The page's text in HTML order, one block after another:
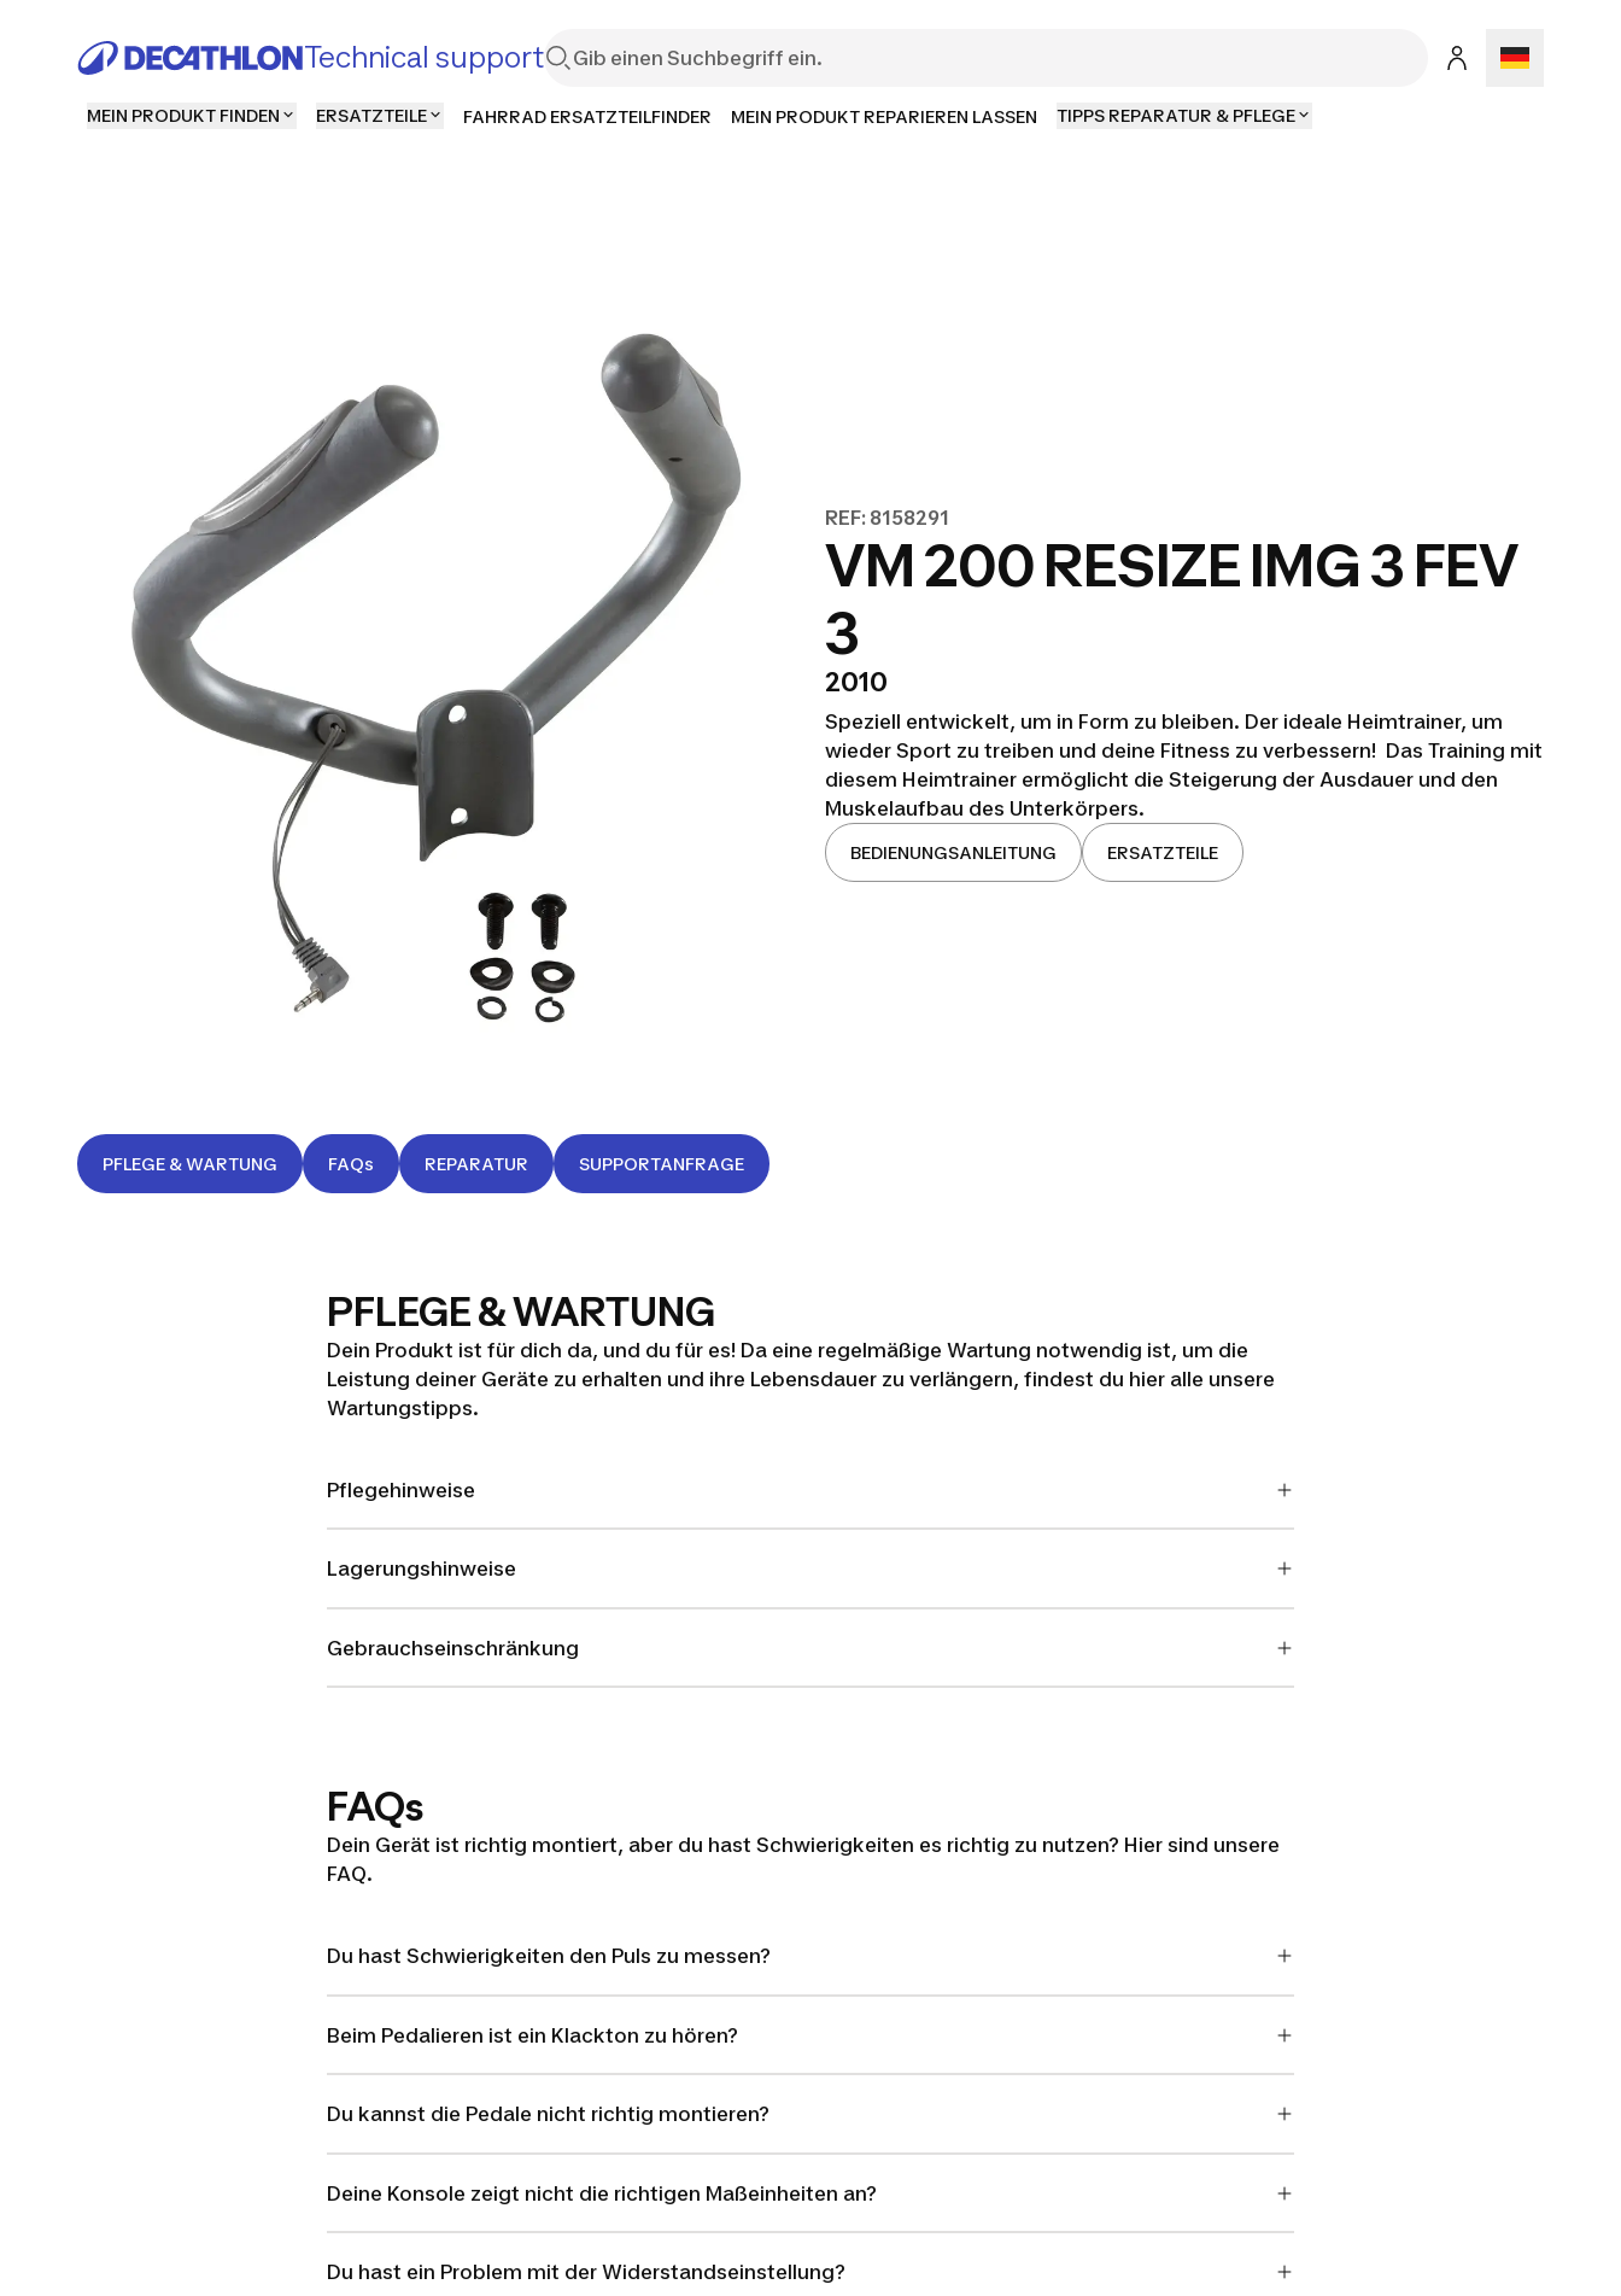
Technical support
MEIN PRODUKT FINDEN ERSATZTEILE FAHRRAD ERSATZTEILFINDER MEIN PRODUKT REPARIEREN LASSEN TIPPS REPARATUR & PFLEGE
REF: 8158291
VM 200 RESIZE IMG 3 FEV
3
2010
Speziell entwickelt, um in Form zu bleiben. Der ideale Heimtrainer, um
wieder Sport zu treiben und deine Fitness zu verbessern! Das Training mit
diesem Heimtrainer ermöglicht die Steigerung der Ausdauer und den
Muskelaufbau des Unterkörpers.
BEDIENUNGSANLEITUNG ERSATZTEILE
PFLEGE & WARTUNG FAQs REPARATUR SUPPORTANFRAGE
PFLEGE & WARTUNG
Dein Produkt ist für dich da, und du für es! Da eine regelmäßige Wartung notwendig ist, um die
Leistung deiner Geräte zu erhalten und ihre Lebensdauer zu verlängern, findest du hier alle unsere
Wartungstipps.
Pflegehinweise
Lagerungshinweise
Gebrauchseinschränkung
FAQs
Dein Gerät ist richtig montiert, aber du hast Schwierigkeiten es richtig zu nutzen? Hier sind unsere
FAQ.
Du hast Schwierigkeiten den Puls zu messen?
Beim Pedalieren ist ein Klackton zu hören?
Du kannst die Pedale nicht richtig montieren?
Deine Konsole zeigt nicht die richtigen Maßeinheiten an?
Du hast ein Problem mit der Widerstandseinstellung?